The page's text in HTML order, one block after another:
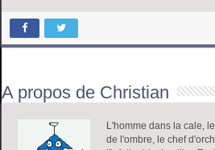
A propos de Christian
L'homme dans la cale,
de l'ombre, le chef